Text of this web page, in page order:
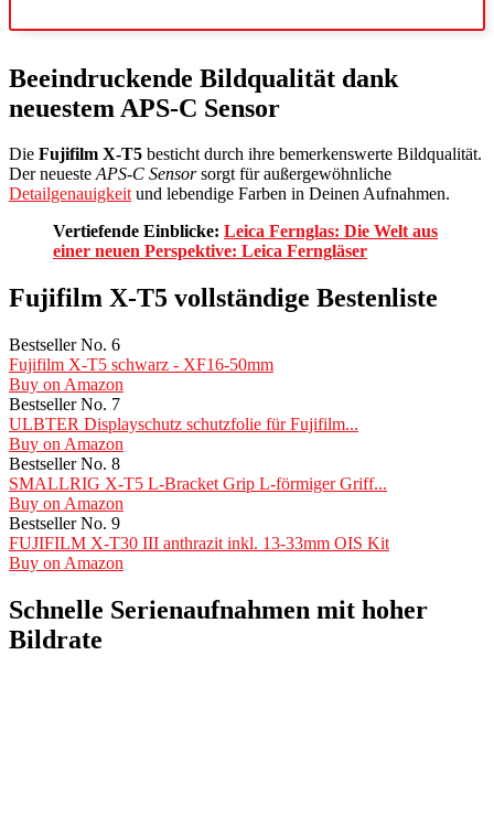
Beeindruckende Bildqualität dank
neuestem APS-C Sensor
Die Fujifilm X-T5 besticht durch ihre bemerkenswerte Bildqualität.
Der neuesteAPS-C Sensorsorgt für außergewöhnliche
Detailgenauigkeitund lebendige Farben in Deinen Aufnahmen.
Vertiefende Einblicke: Leica Fernglas: Die Welt aus
einer neuen Perspektive: Leica Ferngläser
Fujifilm X-T5 vollständige Bestenliste
Bestseller No. 6
Fujifilm X-T5 schwarz - XF16-50mm
Buy on Amazon
Bestseller No. 7
ULBTER Displayschutz schutzfolie für Fujifilm...
Buy on Amazon
Bestseller No. 8
SMALLRIG X-T5 L-Bracket Grip L-förmiger Griff...
Buy on Amazon
Bestseller No. 9
FUJIFILM X-T30 III anthrazit inkl. 13-33mm OIS Kit
Buy on Amazon
Schnelle Serienaufnahmen mit hoher
Bildrate